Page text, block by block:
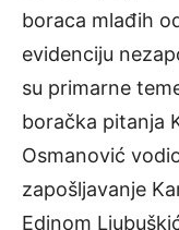
boraca mlađih
evidenciju
su primarne
boračka pitanja
Osmanović
zapošljavanje
Edinom